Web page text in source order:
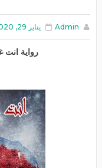
Admin يناير 29, 2020
رواية انت